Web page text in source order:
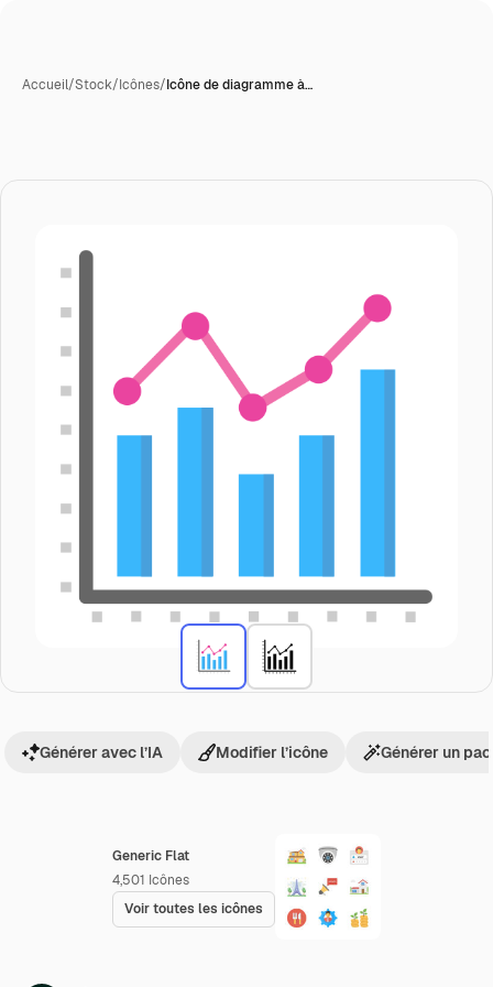
Accueil/Stock/Icônes/Icône de diagramme à…
Generic Flat
4,501 Icônes
Voir toutes les icônes
Générer avec l’IA Modifier l’icône Générer un